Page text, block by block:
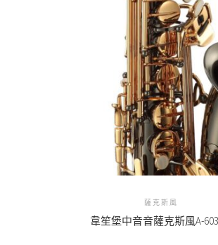
薩克斯風
韋笙堡中音音薩克斯風A-